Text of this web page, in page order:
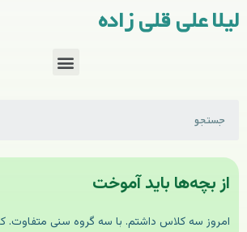
لیلا علی قلی زاده
از بچه‌ها باید آموخت
امروز سه کلاس داشتم. با سه گروه سنی متفاوت.